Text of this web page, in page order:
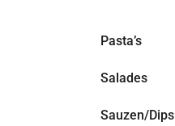
Pasta’s
Salades
Sauzen/Dips